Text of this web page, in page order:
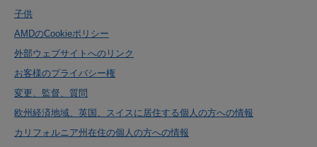
子供
AMDのCookieポリシー
外部ウェブサイトへのリンク
お客様のプライバシー権
変更、監督、質問
欧州経済地域、英国、スイスに居住する個人の方への情報
カリフォルニア州在住の個人の方への情報